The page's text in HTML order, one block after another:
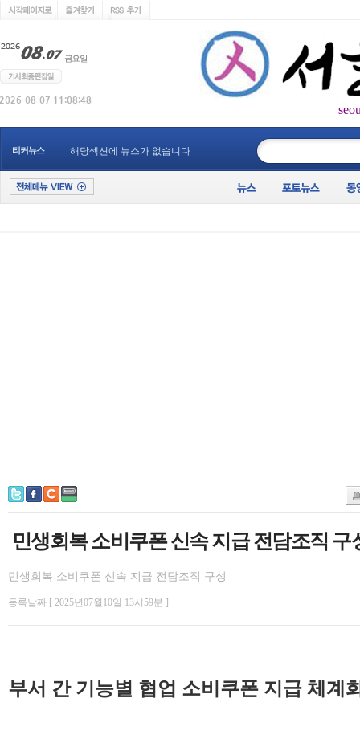
티커뉴스 해당섹션에 뉴스가 없습니다
민생회복 소비쿠폰 신속 지급 전담조직 구
민생회복 소비쿠폰 신속 지급 전담조직 구성
등록날짜 [ 2025년07월10일 13시59분 ]
부서 간 기능별 협업 소비쿠폰 지급 체계